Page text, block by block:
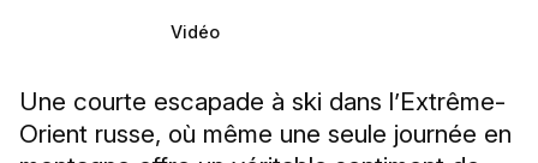
Vidéo
Une courte escapade à ski dans l’Extrême-
Orient russe, où même une seule journée en